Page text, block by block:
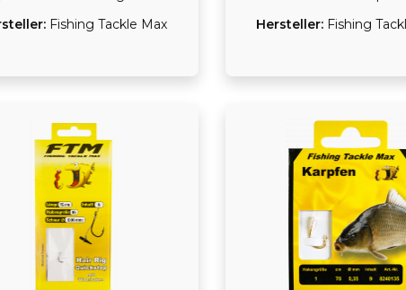
Posen oder Grundangeln auf
Teiges.
Fishing Tackle Max
zusätzlich mit
Hersteller: Fishing